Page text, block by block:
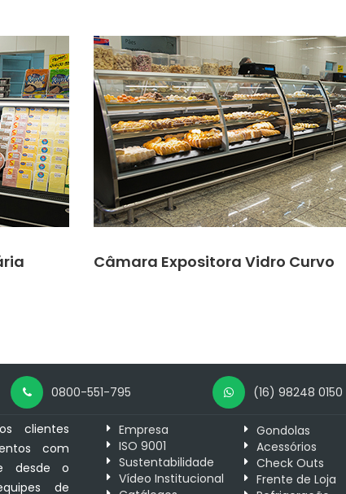
Câmara Expositora Vidro Curvo
0800-551-795 (16) 98248 0150
clientes
com
desde o
de
Empresa
ISO 9001
Sustentabilidade
Vídeo Institucional
Gondolas
Acessórios
Check Outs
Frente de Loja